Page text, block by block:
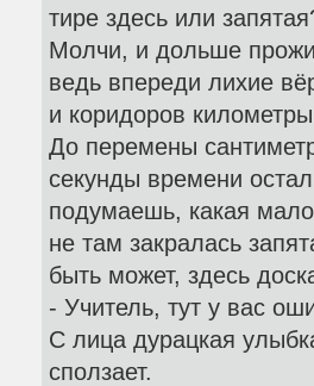
тире здесь или
Молчи, и дольше
ведь впереди лихие
и коридоров
До перемены
секунды времени
подумаешь, какая
не там закралась
быть может, здесь
- Учитель, тут у вас
С лица дурацкая
сползает.